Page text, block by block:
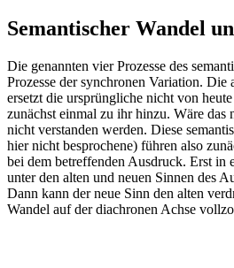
Semantischer Wandel
Die genannten vier Prozesse des
Prozesse der synchronen Variation. Die
ersetzt die ursprüngliche nicht von
zunächst einmal zu ihr hinzu. Wäre das
nicht verstanden werden. Diese
hier nicht besprochene) führen also
bei dem betreffenden Ausdruck. Erst in
unter den alten und neuen Sinnen des
Dann kann der neue Sinn den alten
Wandel auf der diachronen Achse